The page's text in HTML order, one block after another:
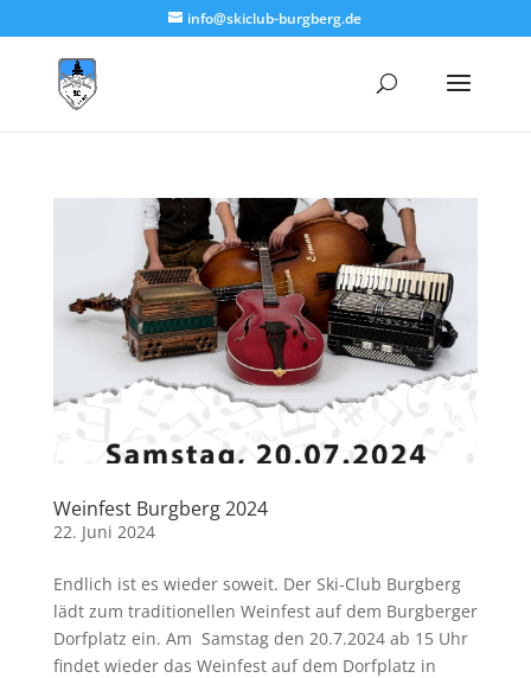
info@skiclub-burgberg.de
Weinfest Burgberg 2024
22. Juni 2024
Endlich ist es wieder soweit. Der Ski-Club Burgberg
lädt zum traditionellen Weinfest auf dem Burgberger
Dorfplatz ein. Am Samstag den 20.7.2024 ab 15 Uhr
findet wieder das Weinfest auf dem Dorfplatz in